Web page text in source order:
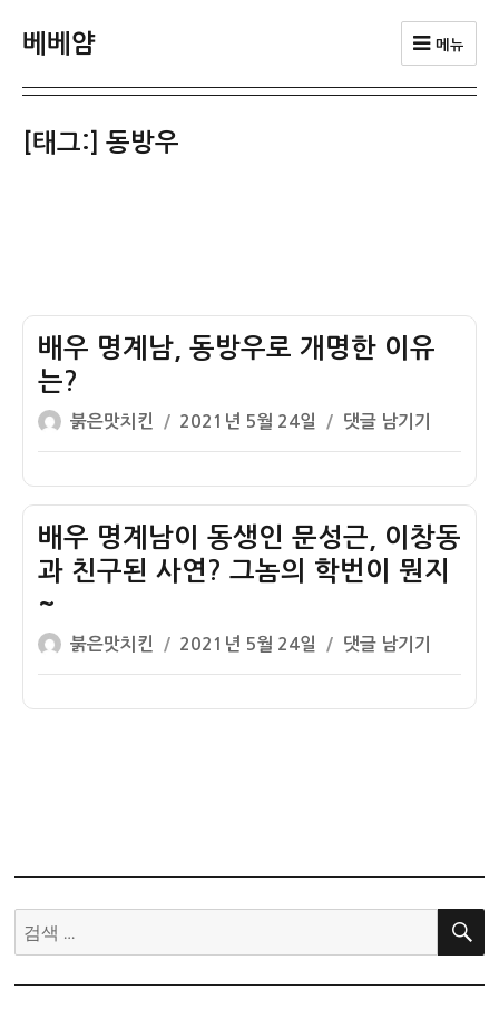
베베얌 메뉴
[태그:]동방우
배우 명계남, 동방우로 개명한 이유
는?
글
쓴
붉은맛치킨
작
성
자
2021년 5월 24일
배
우
계
남,
동
방
로
개
댓글 남기기
배우 명계남이 동생인 문성근, 이창동
과 친구된 사연? 그놈의 학번이 뭔지
~
글
쓴
붉은맛치킨
작
성
2021년 5월 24일
배
우
댓글 남기기
검
색:
검